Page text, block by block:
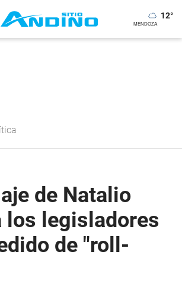
12°
de Natalio
los legisladores
de "roll-